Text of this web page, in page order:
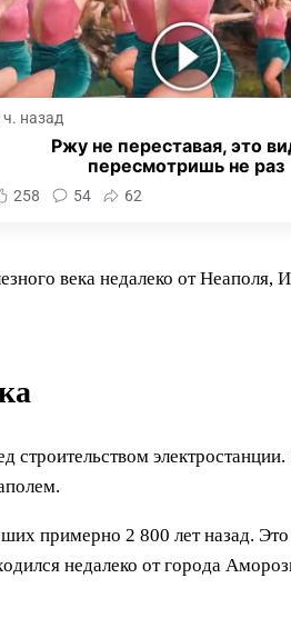
ч. назад
Ржу не переставая, это
пересмотришь не раз
258 54 62
века недалеко от Неаполя,
примерно 2 800 лет назад.
недалеко от города